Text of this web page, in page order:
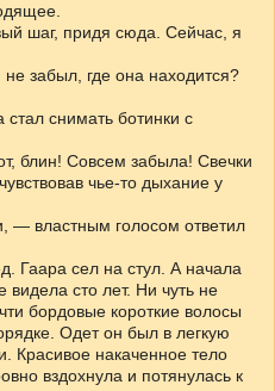
шаг, придя сюда. Сейчас, я
забыл, где она находится?
снимать ботинки с
блин! Совсем забыла! Свечки
чье-то дыхание у
— властным голосом ответил
Гаара сел на стул. А начала
видела сто лет. Ни чуть не
бордовые короткие волосы
Одет он был в легкую
Красивое накаченное тело
вздохнула и потянулась к